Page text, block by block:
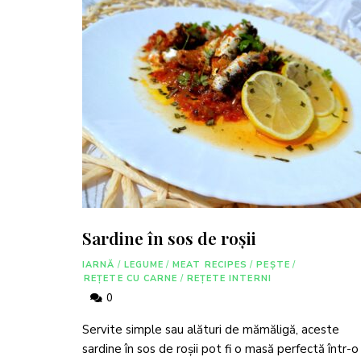
Sardine în sos de roșii
IARNĂ / LEGUME / MEAT RECIPES / PEȘTE /
REȚETE CU CARNE / REȚETE INTERNI
0
Servite simple sau alături de mămăligă, aceste
sardine în sos de roșii pot fi o masă perfectă într-o